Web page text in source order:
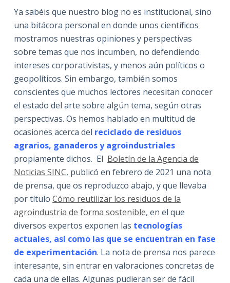
Ya sabéis que nuestro blog no es institucional, sino
una bitácora personal en donde unos científicos
mostramos nuestras opiniones y perspectivas
sobre temas que nos incumben, no defendiendo
intereses corporativistas, y menos aún políticos o
geopolíticos. Sin embargo, también somos
conscientes que muchos lectores necesitan conocer
el estado del arte sobre algún tema, según otras
perspectivas. Os hemos hablado en multitud de
ocasiones acerca del reciclado de residuos
agrarios, ganaderos y agroindustriales
propiamente dichos. El Boletín de la Agencia de
Noticias SINC, publicó en febrero de 2021 una nota
de prensa, que os reproduzco abajo, y que llevaba
por título Cómo reutilizar los residuos de la
agroindustria de forma sostenible, en el que
diversos expertos exponen las tecnologías
actuales, así como las que se encuentran en fase
de experimentación. La nota de prensa nos parece
interesante, sin entrar en valoraciones concretas de
cada una de ellas. Algunas pudieran ser de fácil